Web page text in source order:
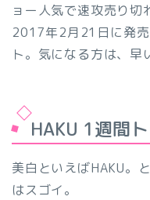
ョー人気で速攻売り切
2017年2月21日に発
ト。気になる方は、早
HAKU 1週間
美白といえばHAKU。
はスゴイ。